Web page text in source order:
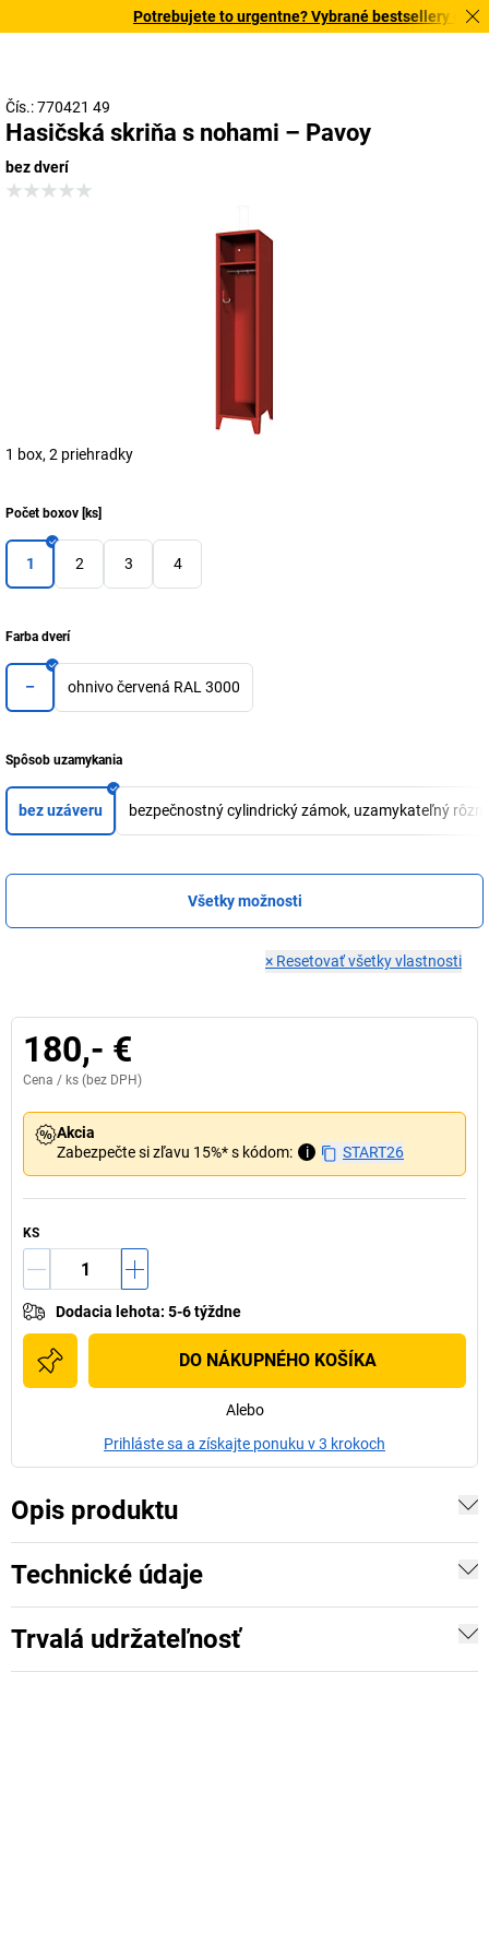
Potrebujete to urgentne? Vybrané bestsellery
Čís.: 770421 49
Hasičská skriňa s nohami – Pavoy
bez dverí
1 box, 2 priehradky
Počet boxov [ks]
1 2 3 4
Farba dverí
– ohnivo červená RAL 3000
Spôsob uzamykania
bez uzáveru bezpečnostný cylindrický zámok, uzamykateľný
Všetky možnosti
× Resetovať všetky vlastnosti
180,- €
Cena / ks (bez DPH)
Akcia
Zabezpečte si zľavu 15%* s kódom:
i START26
KS
Dodacia lehota: 5-6 týždne
DO NÁKUPNÉHO KOŠÍKA
Alebo
Prihláste sa a získajte ponuku v 3 krokoch
Opis produktu
Technické údaje
Trvalá udržateľnosť